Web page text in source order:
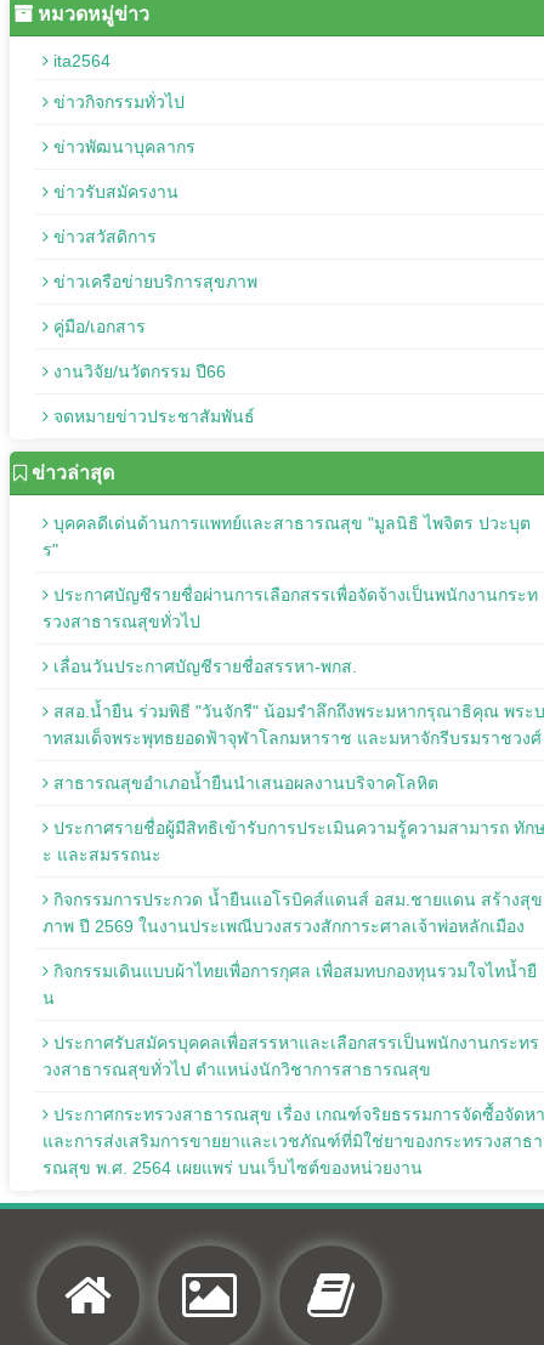
หมวดหมู่ข่าว
ita2564
ข่าวกิจกรรมทั่วไป
ข่าวพัฒนาบุคลากร
ข่าวรับสมัครงาน
ข่าวสวัสดิการ
ข่าวเครือข่ายบริการสุขภาพ
คู่มือ/เอกสาร
งานวิจัย/นวัตกรรม ปี66
จดหมายข่าวประชาสัมพันธ์
ข่าวล่าสุด
บุคคลดีเด่นด้านการแพทย์และสาธารณสุข "มูลนิธิ ไพจิตร ปวะบุต
ร"
ประกาศบัญชีรายชื่อผ่านการเลือกสรรเพื่อจัดจ้างเป็นพนักงานกระท
รวงสาธารณสุขทั่วไป
เลื่อนวันประกาศบัญชีรายชื่อสรรหา-พกส.
สสอ.น้ำยืน ร่วมพิธี "วันจักรี" น้อมรำลึกถึงพระมหากรุณาธิคุณ พระบ
าทสมเด็จพระพุทธยอดฟ้าจุฬาโลกมหาราช และมหาจักรีบรมราชวงศ์
สาธารณสุขอำเภอน้ำยืนนำเสนอผลงานบริจาคโลหิต
ประกาศรายชื่อผู้มีสิทธิเข้ารับการประเมินความรู้ความสามารถ ทักษ
ะ และสมรรถนะ
กิจกรรมการประกวด น้ำยืนแอโรบิคส์แดนส์ อสม.ชายแดน สร้างสุข
ภาพ ปี 2569 ในงานประเพณีบวงสรวงสักการะศาลเจ้าพ่อหลักเมือง
กิจกรรมเดินแบบผ้าไทยเพื่อการกุศล เพื่อสมทบกองทุนรวมใจไทน้ำยื
น
ประกาศรับสมัครบุคคลเพื่อสรรหาและเลือกสรรเป็นพนักงานกระทร
วงสาธารณสุขทั่วไป ตำแหน่งนักวิชาการสาธารณสุข
ประกาศกระทรวงสาธารณสุข เรื่อง เกณฑ์จริยธรรมการจัดซื้อจัดหา
และการส่งเสริมการขายยาและเวชภัณฑ์ที่มิใช่ยาของกระทรวงสาธา
รณสุข พ.ศ. 2564 เผยแพร่ บนเว็บไซต์ของหน่วยงาน